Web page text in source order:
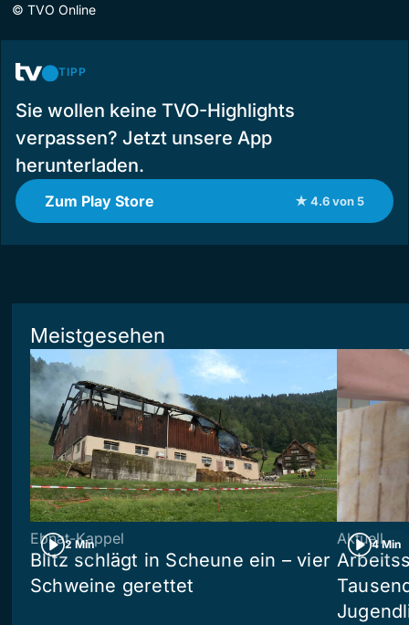
© TVO Online
TIPP
Sie wollen keine TVO-Highlights
verpassen? Jetzt unsere App
herunterladen.
Zum Play Store ★ 4.6 von 5
Meistgesehen
2 Min
Ebnat-Kappel
Blitz schlägt in Scheune ein – vier
Schweine gerettet
4 Min
Aktuell